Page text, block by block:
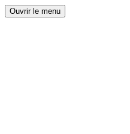
Ouvrir le menu